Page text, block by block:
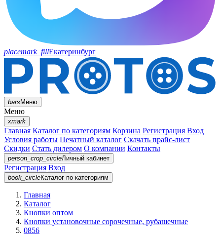
placemark_fillЕкатеринбург
barsМеню
Меню
xmark
Главная Каталог по категориям Корзина Регистрация Вход
Условия работы Печатный каталог Скачать прайс-лист
Скидки Стать дилером О компании Контакты
person_crop_circleЛичный кабинет
Регистрация Вход
book_circleКаталог по категориям
Главная
Каталог
Кнопки оптом
Кнопки установочные сорочечные, рубашечные
0856